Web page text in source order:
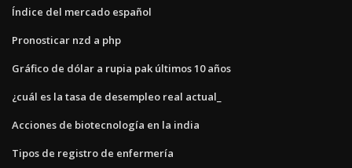
Índice del mercado español
Pronosticar nzd a php
Gráfico de dólar a rupia pak últimos 10 años
¿cuál es la tasa de desempleo real actual_
Acciones de biotecnología en la india
Tipos de registro de enfermería